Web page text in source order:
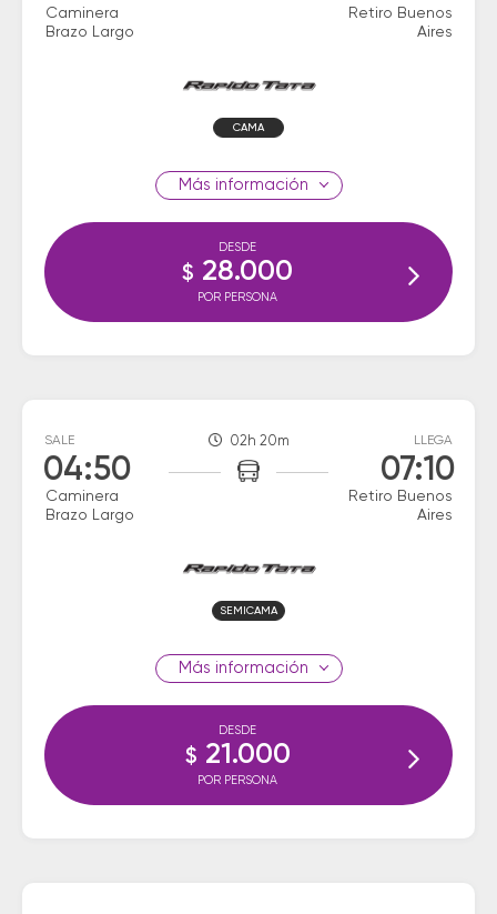
Caminera
Brazo Largo
Retiro Buenos
Aires
CAMA
información
DESDE
$ 28.000
POR PERSONA
SALE
04:50
Caminera
Brazo Largo
02h 20m LLEGA
07:10
Retiro Buenos
Aires
SEMICAMA
información
DESDE
$ 21.000
POR PERSONA